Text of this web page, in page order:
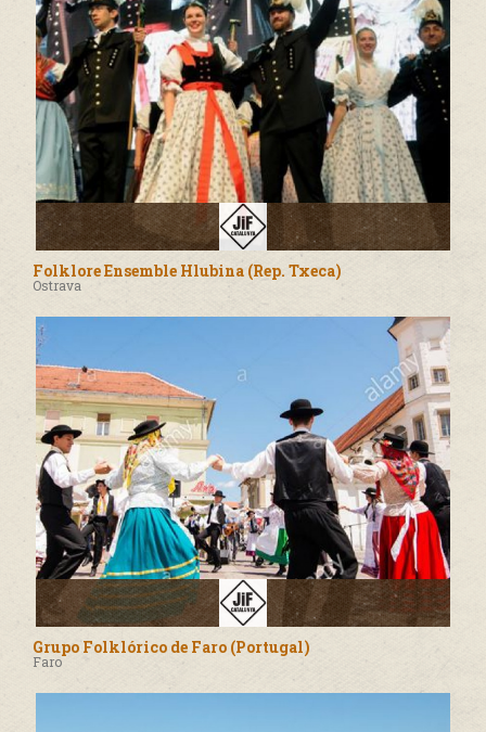
Folklore Ensemble Hlubina (Rep. Txeca)
Ostrava
Grupo Folklórico de Faro (Portugal)
Faro